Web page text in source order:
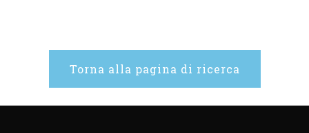
Torna alla pagina di ricerca